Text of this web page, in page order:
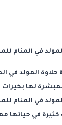
في المنام
المولد في
لها بخيرات
في المنام
كثيرة في حياتها